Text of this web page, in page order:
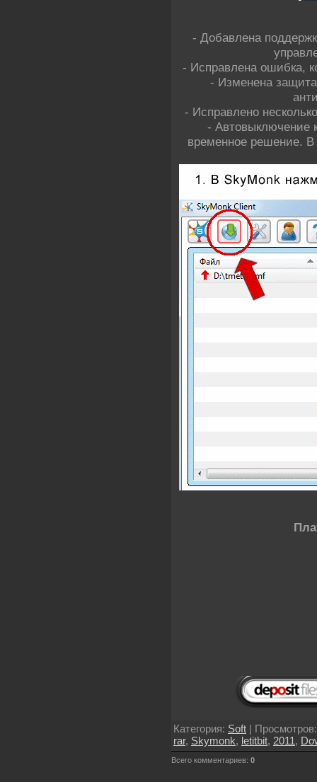
- Добавлена
- Исправлена ошибка,
- Изменена защита
- Исправлено
- Автовыключение
временное решение. В
Категория: Soft | Просмотров
rar, Skymonk, letitbit, 2011,
Всего комментариев: 0